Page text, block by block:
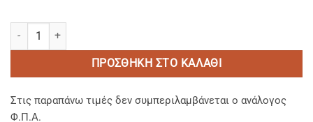
Σκεύη Φαγητού από Κυματοειδές Χαρτί Kraft (Δίσκοι) ποσότητα
ΠΡΟΣΘΉΚΗ ΣΤΟ ΚΑΛΆΘΙ
Στις παραπάνω τιμές δεν συμπεριλαμβάνεται ο ανάλογος
Φ.Π.Α.